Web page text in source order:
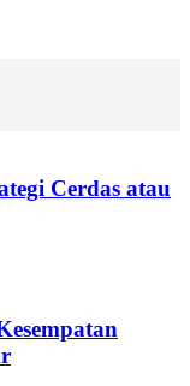
Cerdas atau